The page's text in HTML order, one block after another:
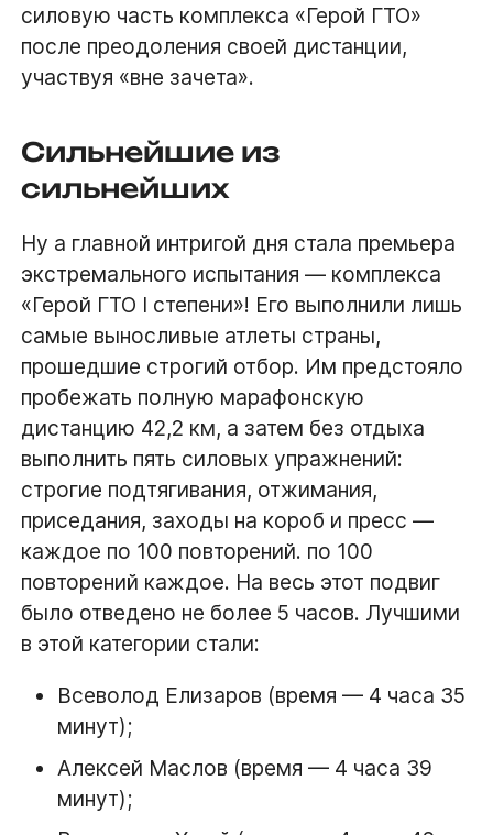
силовую часть комплекса «Герой ГТО»
после преодоления своей дистанции,
участвуя «вне зачета».
Сильнейшие из
сильнейших
Ну а главной интригой дня стала премьера
экстремального испытания — комплекса
«Герой ГТО I степени»! Его выполнили лишь
самые выносливые атлеты страны,
прошедшие строгий отбор. Им предстояло
пробежать полную марафонскую
дистанцию 42,2 км, а затем без отдыха
выполнить пять силовых упражнений:
строгие подтягивания, отжимания,
приседания, заходы на короб и пресс —
каждое по 100 повторений. по 100
повторений каждое. На весь этот подвиг
было отведено не более 5 часов. Лучшими
в этой категории стали:
Всеволод Елизаров (время — 4 часа 35
минут);
Алексей Маслов (время — 4 часа 39
минут);